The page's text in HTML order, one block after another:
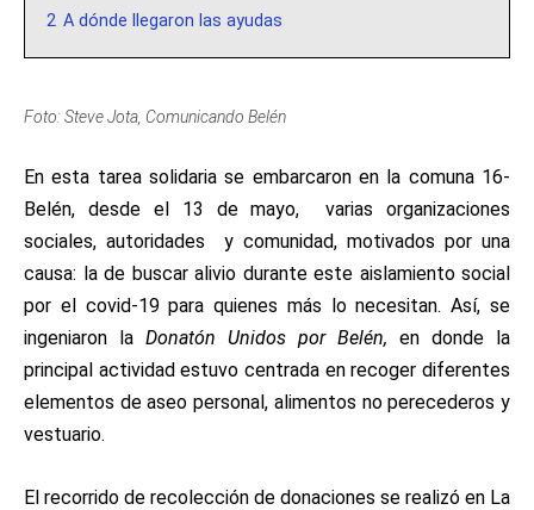
2 A dónde llegaron las ayudas
Foto: Steve Jota, Comunicando Belén
En esta tarea solidaria se embarcaron en la comuna 16-
Belén, desde el 13 de mayo, varias organizaciones
sociales, autoridades y comunidad, motivados por una
causa: la de buscar alivio durante este aislamiento social
por el covid-19 para quienes más lo necesitan. Así, se
ingeniaron la Donatón Unidos por Belén, en donde la
principal actividad estuvo centrada en recoger diferentes
elementos de aseo personal, alimentos no perecederos y
vestuario.
El recorrido de recolección de donaciones se realizó en La